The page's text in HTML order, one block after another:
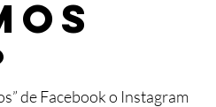
de Facebook o Instagram